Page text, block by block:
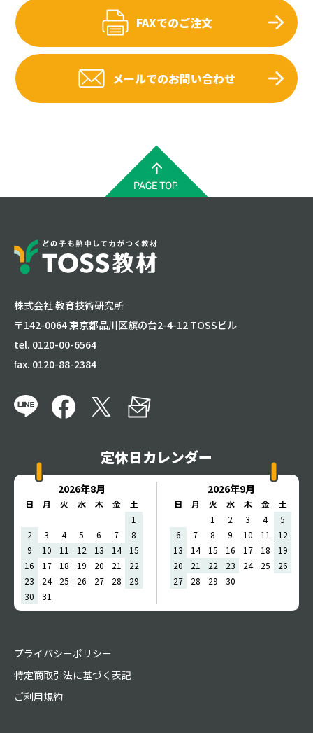
FAXでのご注文
メールでのお問い合わせ
株式会社 教育技術研究所
〒142-0064 東京都品川区旗の台2-4-12 TOSSビル
tel. 0120-00-6564
fax. 0120-88-2384
定休日カレンダー
2026年8月
日 月 火 水 木 金
土
1
2
3 4 5 6 7
8
9
10 11 12 13 14
15
16
17 18 19 20 21
22
23
24 25 26 27 28
29
30
31
2026年9月
日 月 火 水 木 金
土
1
2 3 4
5
6
7 8 9 10 11
12
13
14 15 16 17 18
19
20
21 22 23 24 25
26
27
28 29 30
プライバシーポリシー
特定商取引法に基づく表記
ご利用規約